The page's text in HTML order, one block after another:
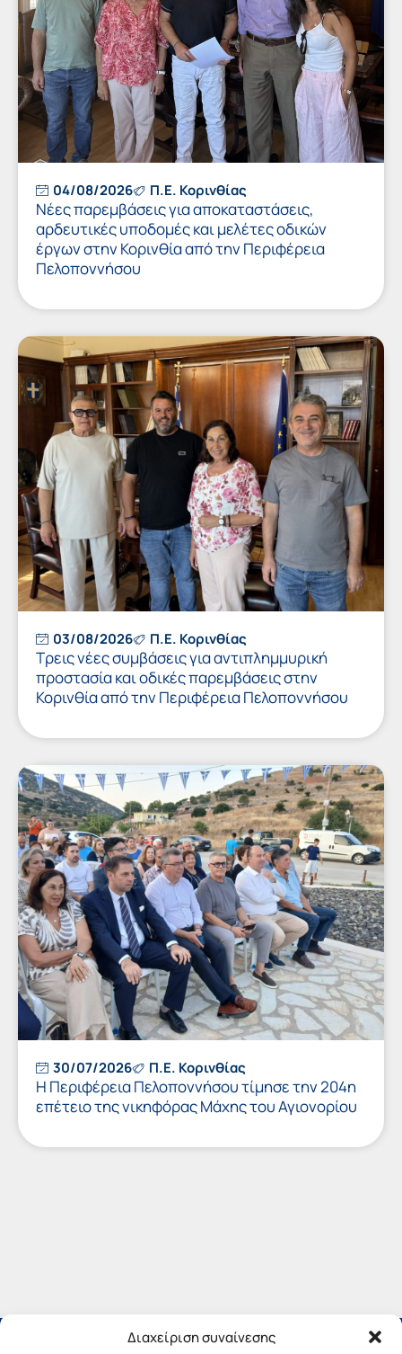
Διαχείριση συναίνεσης
04/08/2026 Π.Ε. Κορινθίας
Νέες παρεμβάσεις για αποκαταστάσεις,
αρδευτικές υποδομές και μελέτες οδικών
έργων στην Κορινθία από την Περιφέρεια
Πελοποννήσου
03/08/2026 Π.Ε. Κορινθίας
Τρεις νέες συμβάσεις για αντιπλημμυρική
προστασία και οδικές παρεμβάσεις στην
Κορινθία από την Περιφέρεια Πελοποννήσου
30/07/2026 Π.Ε. Κορινθίας
Η Περιφέρεια Πελοποννήσου τίμησε την 204η
επέτειο της νικηφόρας Μάχης του Αγιονορίου